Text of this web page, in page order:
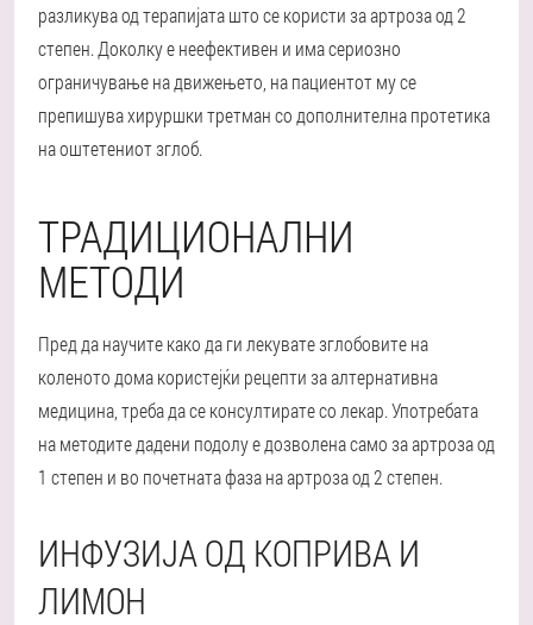
разликува од терапијата што се користи за артроза од 2
степен. Доколку е неефективен и има сериозно
ограничување на движењето, на пациентот му се
препишува хируршки третман со дополнителна протетика
на оштетениот зглоб.
ТРАДИЦИОНАЛНИ
МЕТОДИ
Пред да научите како да ги лекувате зглобовите на
коленото дома користејќи рецепти за алтернативна
медицина, треба да се консултирате со лекар. Употребата
на методите дадени подолу е дозволена само за артроза од
1 степен и во почетната фаза на артроза од 2 степен.
ИНФУЗИЈА ОД КОПРИВА И
ЛИМОН